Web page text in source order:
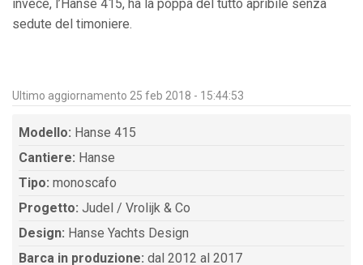
invece, l’Hanse 415, ha la poppa del tutto apribile senza
sedute del timoniere.
Ultimo aggiornamento 25 feb 2018 - 15:44:53
Modello: Hanse 415
Cantiere: Hanse
Tipo: monoscafo
Progetto: Judel / Vrolijk & Co
Design: Hanse Yachts Design
Barca in produzione:
dal 2012 al 2017